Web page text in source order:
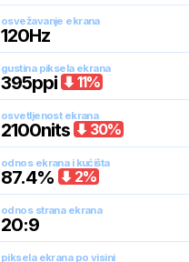
osvežavanje ekrana
120Hz
gustina piksela ekrana
395ppi 11%
osvetljenost ekrana
2100nits 30%
odnos ekrana i kućišta
87.4% 2%
odnos strana ekrana
20:9
piksela ekrana po visini